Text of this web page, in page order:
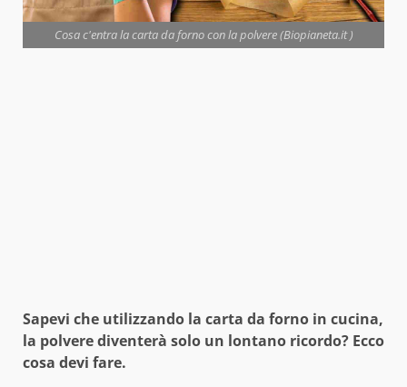
Cosa c'entra la carta da forno con la polvere (Biopianeta.it )
Sapevi che utilizzando la carta da forno in cucina,
la polvere diventerà solo un lontano ricordo? Ecco
cosa devi fare.